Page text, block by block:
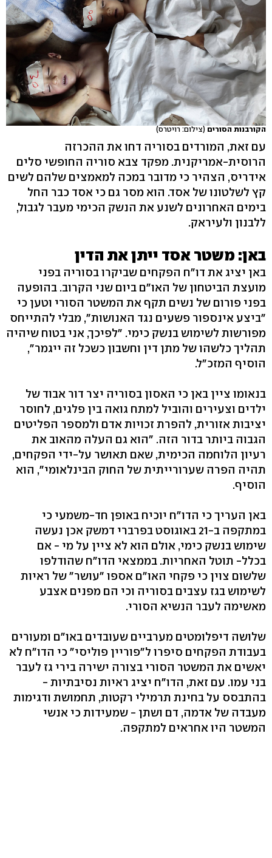
הקורבנות הסורים (צילום: רויטרס)
עם זאת, המורדים בסוריה דחו את ההכרזה
הרוסית-אמריקנית. מפקד צבא סוריה החופשי סלים
אידריס, הצהיר כי מדובר במכה למאמצים שלהם לשים
קץ לשלטונו של אסד. הוא מסר גם כי אסד כבר החל
בימים האחרונים לשנע את הנשק הכימי מעבר לגבול,
ללבנון ולעיראק.
באן: משטר אסד ייתן את הדין
באן יציג את דו"ח הפקחים שביקרו בסוריה בפני
מועצת הביטחון של האו"ם ביום שני הקרוב. בהופעה
בפני פורום של נשים תקף את המשטר הסורי וטען כי
"ביצע אינספור פשעים נגד האנושות", מבלי להתייחס
מפורשות לשימוש בנשק כימי. "לפיכך, אני בטוח שיהיה
תהליך כלשהו של מתן דין וחשבון כשכל זה ייגמר",
הוסיף המזכ"ל.
בנאומו ציין באן כי האסון בסוריה יצר דור אבוד של
ילדים וצעירים והוביל למתח גואה בין פלגים, לחוסר
יציבות אזורית, להפרת זכויות אדם ולמספר הפליטים
הגבוה ביותר בדור הזה. "הוא גם העלה מהאוב את
רעיון הלוחמה הכימית, שאם תאושר על-ידי הפקחים,
תהיה הפרה שערורייתית של החוק הבינלאומי", הוא
הוסיף.
באן העריך כי הדו"ח יוכיח באופן חד-משמעי כי
במתקפה ב-21 באוגוסט בפרברי דמשק אכן נעשה
שימוש בנשק כימי, אולם הוא לא ציין על מי - אם
בכלל- תוטל האחריות. בממצאי הדו"ח שהודלפו
שלשום צוין כי פקחי האו"ם אספו "עושר" של ראיות
לשימוש בגז עצבים בסוריה וכי הם מפנים אצבע
מאשימה לעבר הנשיא הסורי.
שלושה דיפלומטים מערביים שעובדים באו"ם ומעורים
בעבודת הפקחים סיפרו ל"פוריין פוליסי" כי הדו"ח לא
יאשים את המשטר הסורי בצורה ישירה בירי גז לעבר
בני עמו. עם זאת, הדו"ח יציג ראיות נסיבתיות -
בהתבסס על בחינת תרמילי רקטות, תחמושת ודגימות
מעבדה של אדמה, דם ושתן - שמעידות כי אנשי
המשטר היו אחראים למתקפה.